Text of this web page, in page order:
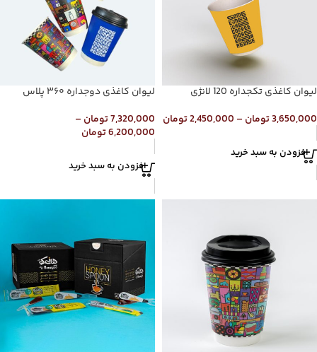
لیوان کاغذی تکجداره 120 لانژی
3,650,000تومان –
2,450,000تومان
افزودن به سبد خرید
لیوان کاغذی دوجداره ۳۶۰ پلاس
7,320,000تومان –
6,200,000تومان
افزودن به سبد خرید